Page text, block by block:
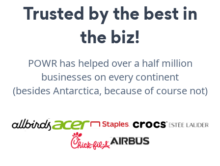
Trusted by the best in
the biz!
POWR has helped over a half million
businesses on every continent
(besides Antarctica, because of course not)